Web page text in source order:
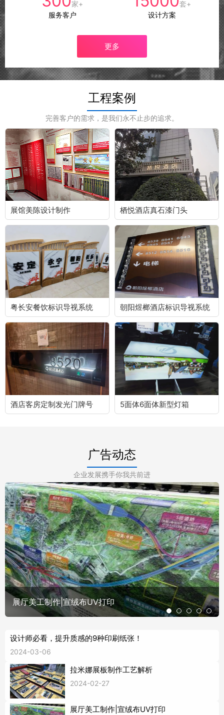
家+
服务客户
套+
设计方案
更多
工程案例
完善客户的需求，是我们永不止步的追求。
展馆美陈设计制作 栖悦酒店真石漆门头
粤长安餐饮标识导视系统 朝阳煜榔酒店标识导视系统
酒店客房定制发光门牌号 5面体6面体新型灯箱
广告动态
企业发展携手你我共前进
展厅美工制作|宣绒布UV打印
设计师必看，提升质感的9种印刷纸张！
2024-03-06
拉米娜展板制作工艺解析
2024-02-27
展厅美工制作|宣绒布UV打印